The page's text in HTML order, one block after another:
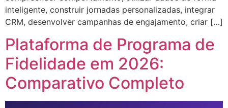
inteligente, construir jornadas personalizadas, integrar
CRM, desenvolver campanhas de engajamento, criar […]
Plataforma de Programa de
Fidelidade em 2026:
Comparativo Completo